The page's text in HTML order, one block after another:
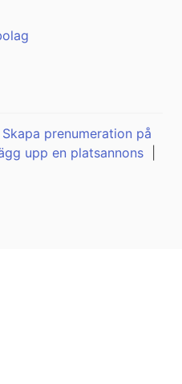
Skapa prenumeration på
upp en platsannons